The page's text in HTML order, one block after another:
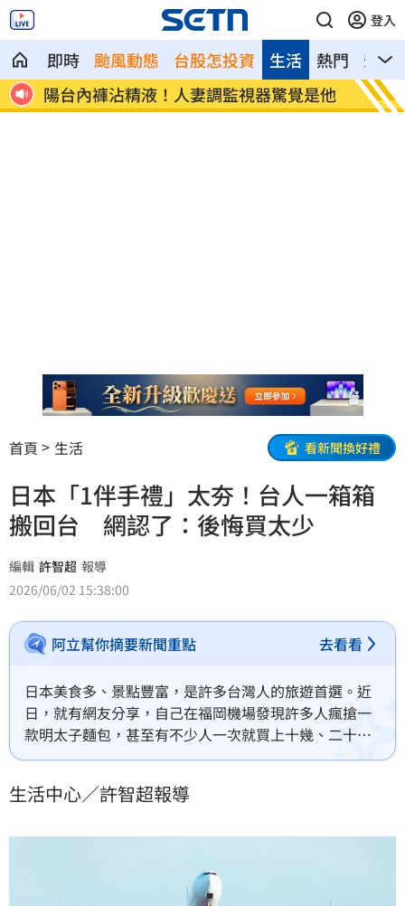
登入
即時 颱風動態 台股怎投資 熱門 影音
生活
台 陽台內褲沾精液！人妻調監視器驚覺是他 陪伴8
首頁 生活 看新聞換好禮
日本「1伴手禮」太夯！台人一箱箱
搬回台 網認了：後悔買太少
編輯 許智超 報導
2026/06/02 15:38:00
阿立幫你摘要新聞重點 去看看
日本美食多、景點豐富，是許多台灣人的旅遊首選。近
日，就有網友分享，自己在福岡機場發現許多人瘋搶一
款明太子麵包，甚至有不少人一次就買上十幾、二十
條，讓她忍不住跟風購入，帶回台灣後也獲得親友一致
生活中心／許智超報導